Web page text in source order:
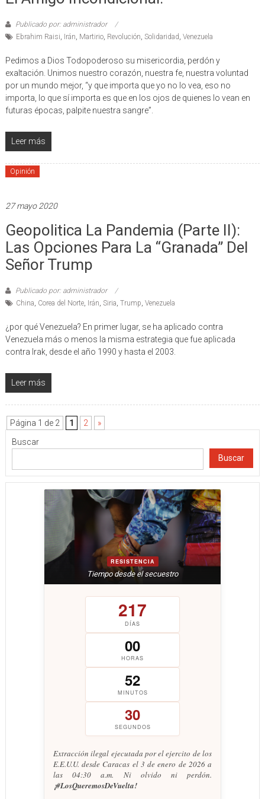
Publicado por: administrador
Ebrahim Raisi, Irán, Martirio, Revolución, Solidaridad, Venezuela
Pedimos a Dios Todopoderoso su misericordia, perdón y
exaltación. Unimos nuestro corazón, nuestra fe, nuestra voluntad
por un mundo mejor, “y que importa que yo no lo vea, eso no
importa, lo que sí importa es que en los ojos de quienes lo vean en
futuras épocas, palpite nuestra sangre”.
Leer más
Opinión
27 mayo 2020
Geopolitica La Pandemia (Parte II):
Las Opciones Para La “Granada” Del
Señor Trump
Publicado por: administrador
China, Corea del Norte, Irán, Siria, Trump, Venezuela
¿por qué Venezuela? En primer lugar, se ha aplicado contra
Venezuela más o menos la misma estrategia que fue aplicada
contra Irak, desde el año 1990 y hasta el 2003.
Leer más
Página 1 de 2 1 2
»
Buscar
Buscar
RESISTENCIA
Tiempo desde el secuestro
217
DÍAS
00
HORAS
52
MINUTOS
31
SEGUNDOS
Extracción ilegal ejecutada por el ejercito de los
E.E.U.U. desde Caracas el 3 de enero de 2026 a
las 04:30 a.m. Ni olvido ni perdón.
¡#LosQueremosDeVuelta!